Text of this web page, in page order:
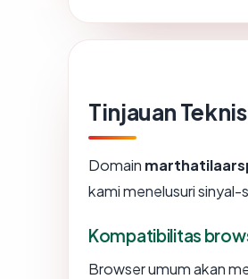
Tinjauan Teknis
Domain
kami menelusuri sinyal-
Kompatibilitas
Browser umum akan